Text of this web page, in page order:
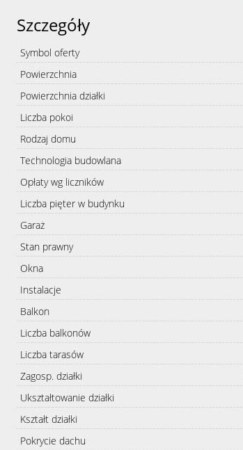
Szczegóły
Symbol oferty
Powierzchnia
Powierzchnia działki
Liczba pokoi
Rodzaj domu
Technologia budowlana
Opłaty wg liczników
Liczba pięter w budynku
Garaż
Stan prawny
Okna
Instalacje
Balkon
Liczba balkonów
Liczba tarasów
Zagosp. działki
Ukształtowanie działki
Kształt działki
Pokrycie dachu